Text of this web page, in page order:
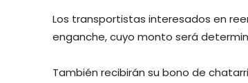
Los transportistas interesados en
enganche, cuyo monto será
También recibirán su bono de